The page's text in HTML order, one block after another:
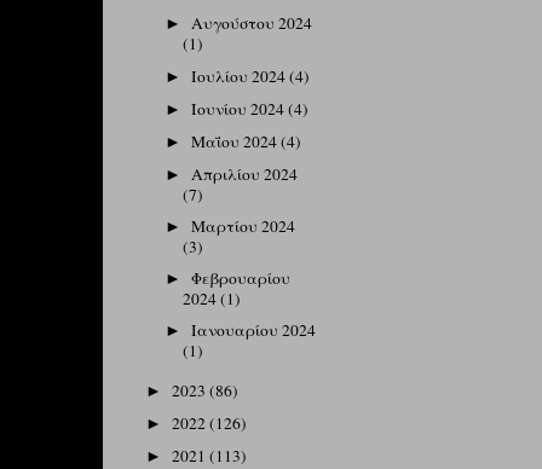
►Αυγούστου 2024
(1)
►Ιουλίου 2024(4)
►Ιουνίου 2024(4)
►Μαΐου 2024(4)
► Απριλίου 2024
(7)
►Μαρτίου 2024
(3)
►Φεβρουαρίου
2024(1)
►Ιανουαρίου 2024
(1)
► 2023 (86)
► 2022(126)
► 2021 (113)